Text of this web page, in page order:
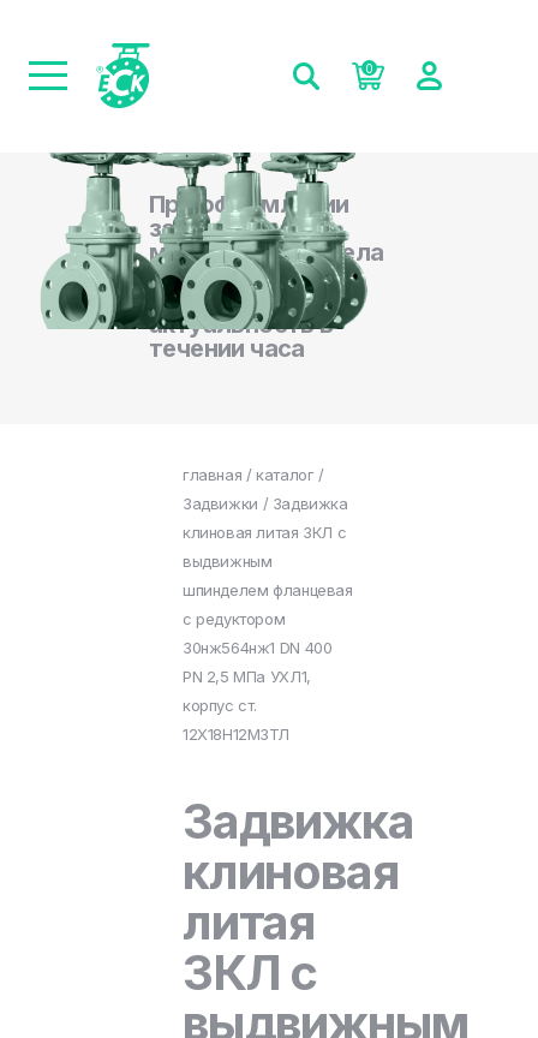
0
При оформлении
заказа на сайте,
менеджеры отдела
продаж
подтверждают
актуальность в
течении часа
главная / каталог/
Задвижки / Задвижка
клиновая литая ЗКЛ с
выдвижным
шпинделем фланцевая
с редуктором
30нж564нж1 DN 400
PN 2,5 МПа УХЛ1,
корпус ст.
12Х18Н12М3ТЛ
Задвижка
клиновая
литая
ЗКЛ с
выдвижным